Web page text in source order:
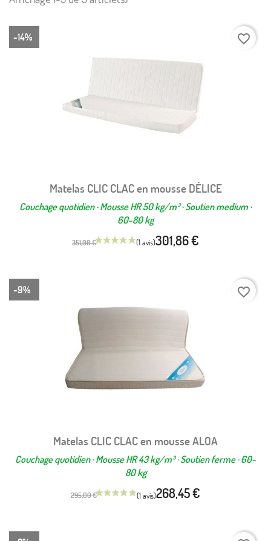
Matelas CLIC CLAC en mousse DÉLICE
Couchage quotidien · Mousse HR 50 kg/m³ · Soutien medium ·
60-80 kg
351,00 € 301,86 €
-14% favorite_border
Matelas CLIC CLAC en mousse ALOA
Couchage quotidien · Mousse HR 43 kg/m³ · Soutien ferme · 60-
80 kg
295,00 € 268,45 €
-9% favorite_border